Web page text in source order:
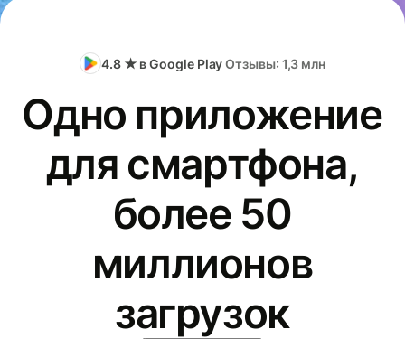
4.8 ★ в Google PlayОтзывы: 1,3 млн
Одно приложение
для смартфона,
более 50
миллионов
загрузок